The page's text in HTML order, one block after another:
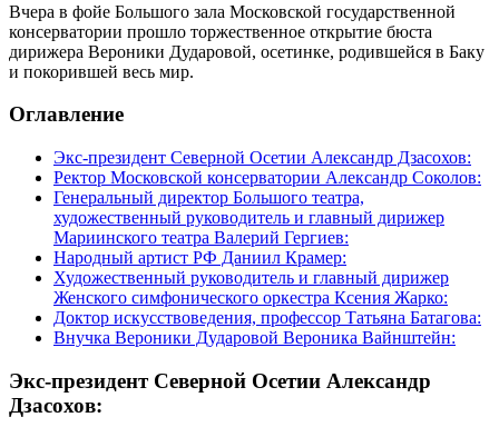
Вчера в фойе Большого зала Московской государственной
консерватории прошло торжественное открытие бюста
дирижера Вероники Дударовой, осетинке, родившейся в Баку
и покорившей весь мир.
Оглавление
Экс-президент Северной Осетии Александр Дзасохов:
Ректор Московской консерватории Александр Соколов:
Генеральный директор Большого театра,
художественный руководитель и главный дирижер
Мариинского театра Валерий Гергиев:
Народный артист РФ Даниил Крамер:
Художественный руководитель и главный дирижер
Женского симфонического оркестра Ксения Жарко:
Доктор искусствоведения, профессор Татьяна Батагова:
Внучка Вероники Дударовой Вероника Вайнштейн:
Экс-президент Северной Осетии Александр
Дзасохов: